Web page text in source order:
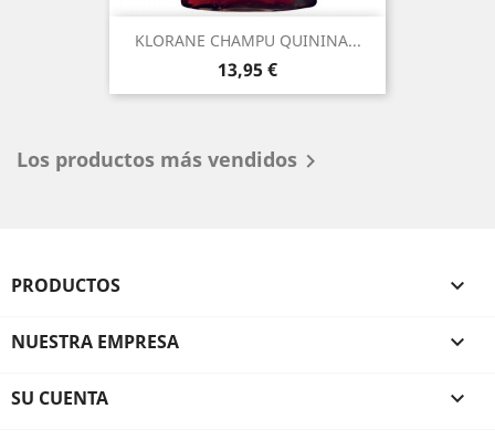
KLORANE CHAMPU QUININA...
Precio
13,95 €
Los productos más vendidos 
PRODUCTOS 
NUESTRA EMPRESA 
SU CUENTA 